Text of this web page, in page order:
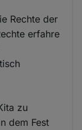
Rechte der
erfahre
zu
dem Fest